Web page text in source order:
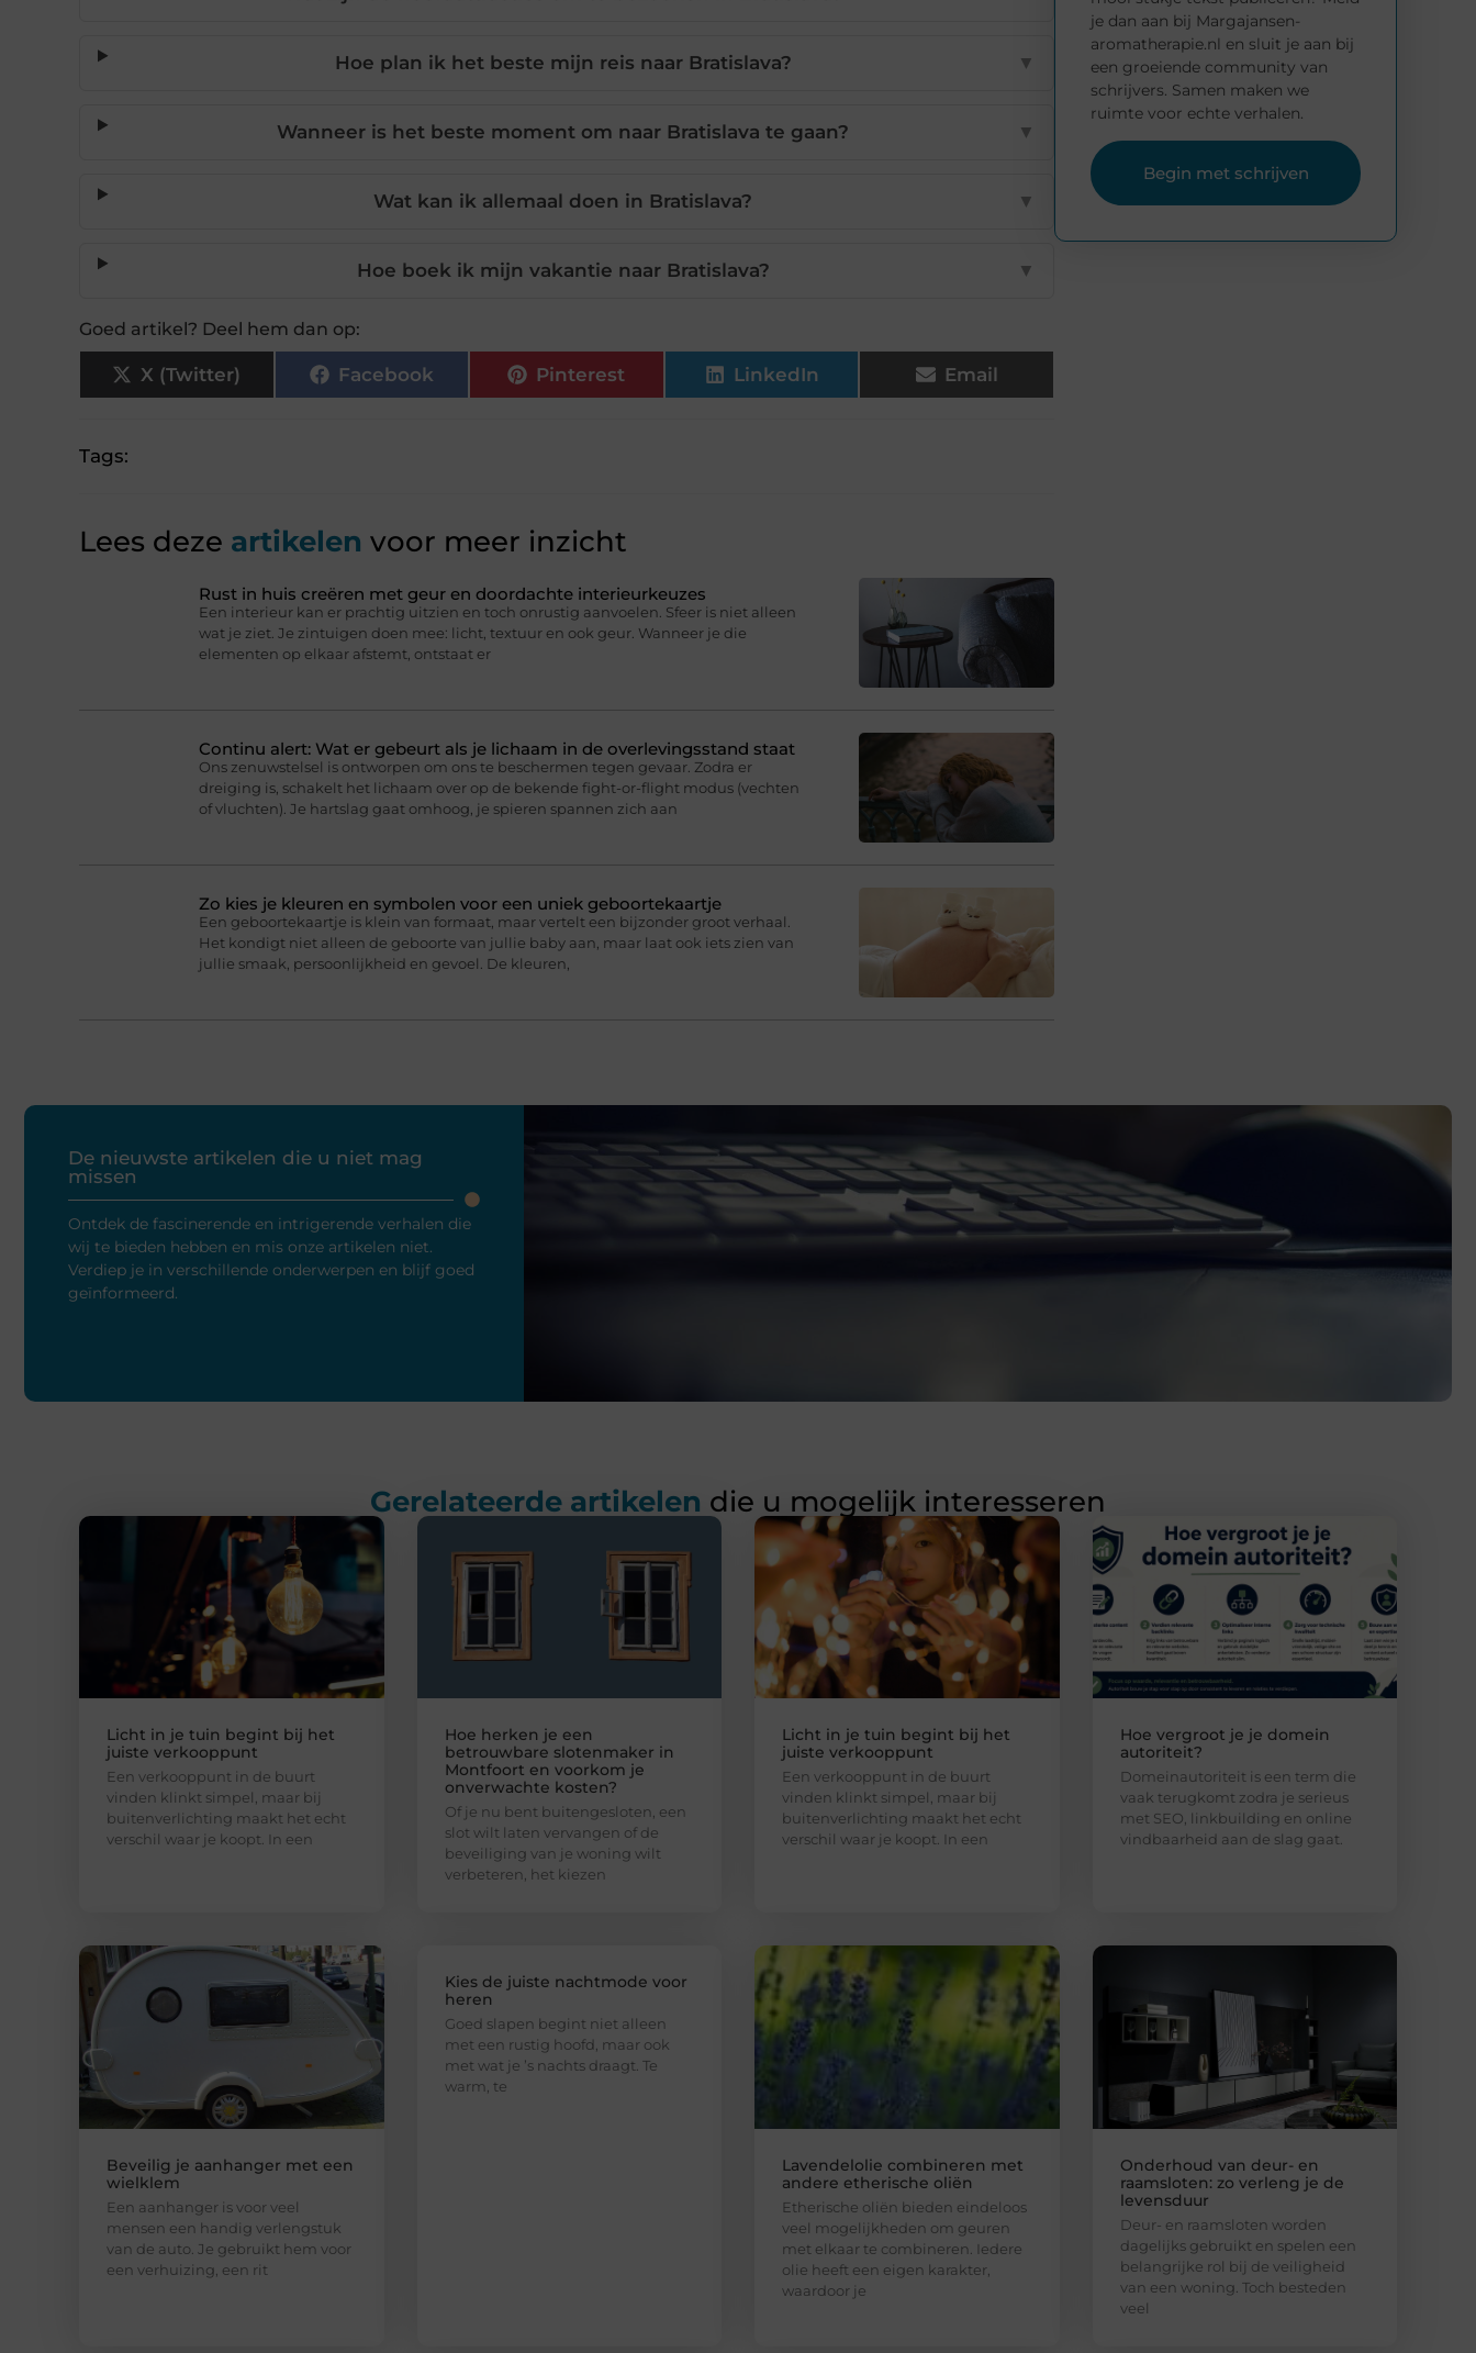
Hoe plan ik het beste mijn reis naar Bratislava? ▼
Wanneer is het beste moment om naar Bratislava te gaan? ▼
Wat kan ik allemaal doen in Bratislava? ▼
Hoe boek ik mijn vakantie naar Bratislava? ▼
Goed artikel? Deel hem dan op:
X (Twitter) Facebook Pinterest LinkedIn Email
Tags:
Lees deze artikelen voor meer inzicht
Rust in huis creëren met geur en doordachte interieurkeuzes
Een interieur kan er prachtig uitzien en toch onrustig aanvoelen. Sfeer is niet alleen
wat je ziet. Je zintuigen doen mee: licht, textuur en ook geur. Wanneer je die
elementen op elkaar afstemt, ontstaat er
Continu alert: Wat er gebeurt als je lichaam in de overlevingsstand staat
Ons zenuwstelsel is ontworpen om ons te beschermen tegen gevaar. Zodra er
dreiging is, schakelt het lichaam over op de bekende fight-or-flight modus (vechten
of vluchten). Je hartslag gaat omhoog, je spieren spannen zich aan
Zo kies je kleuren en symbolen voor een uniek geboortekaartje
Een geboortekaartje is klein van formaat, maar vertelt een bijzonder groot verhaal.
Het kondigt niet alleen de geboorte van jullie baby aan, maar laat ook iets zien van
jullie smaak, persoonlijkheid en gevoel. De kleuren,
je dan aan bij Margajansen-
aromatherapie.nl en sluit je aan bij
een groeiende community van
schrijvers. Samen maken we
ruimte voor echte verhalen.
Begin met schrijven
De nieuwste artikelen die u niet mag
missen
Ontdek de fascinerende en intrigerende verhalen die
wij te bieden hebben en mis onze artikelen niet.
Verdiep je in verschillende onderwerpen en blijf goed
geïnformeerd.
Gerelateerde artikelen die u mogelijk interesseren
Licht in je tuin begint bij het
juiste verkooppunt
Een verkooppunt in de buurt
vinden klinkt simpel, maar bij
buitenverlichting maakt het echt
verschil waar je koopt. In een
Hoe herken je een
betrouwbare slotenmaker in
Montfoort en voorkom je
onverwachte kosten?
Of je nu bent buitengesloten, een
slot wilt laten vervangen of de
beveiliging van je woning wilt
verbeteren, het kiezen
Licht in je tuin begint bij het
juiste verkooppunt
Een verkooppunt in de buurt
vinden klinkt simpel, maar bij
buitenverlichting maakt het echt
verschil waar je koopt. In een
Hoe vergroot je je domein
autoriteit?
Domeinautoriteit is een term die
vaak terugkomt zodra je serieus
met SEO, linkbuilding en online
vindbaarheid aan de slag gaat.
Beveilig je aanhanger met een
wielklem
Een aanhanger is voor veel
mensen een handig verlengstuk
van de auto. Je gebruikt hem voor
een verhuizing, een rit
Kies de juiste nachtmode voor
heren
Goed slapen begint niet alleen
met een rustig hoofd, maar ook
met wat je ’s nachts draagt. Te
warm, te
Lavendelolie combineren met
andere etherische oliën
Etherische oliën bieden eindeloos
veel mogelijkheden om geuren
met elkaar te combineren. Iedere
olie heeft een eigen karakter,
waardoor je
Onderhoud van deur- en
raamsloten: zo verleng je de
levensduur
Deur- en raamsloten worden
dagelijks gebruikt en spelen een
belangrijke rol bij de veiligheid
van een woning. Toch besteden
veel